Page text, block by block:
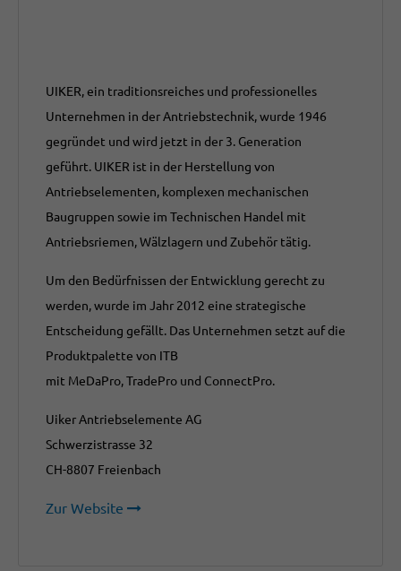
UIKER, ein traditionsreiches und professionelles
Unternehmen in der Antriebstechnik, wurde 1946
gegründet und wird jetzt in der 3. Generation
geführt. UIKER ist in der Herstellung von
Antriebselementen, komplexen mechanischen
Baugruppen sowie im Technischen Handel mit
Antriebsriemen, Wälzlagern und Zubehör tätig.
Um den Bedürfnissen der Entwicklung gerecht zu
werden, wurde im Jahr 2012 eine strategische
Entscheidung gefällt. Das Unternehmen setzt auf die
Produktpalette von ITB
mit MeDaPro, TradePro und ConnectPro.
Uiker Antriebselemente AG
Schwerzistrasse 32
CH-8807 Freienbach
Zur Website